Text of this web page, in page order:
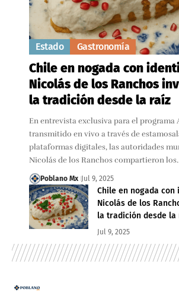
Estado Gastronomía
Chile en nogada con
Nicolás de los Ranchos
la tradición desde la raíz
En entrevista exclusiva para el programa
transmitido en vivo a través de
plataformas digitales, las autoridades
Nicolás de los Ranchos compartieron
Poblano Mx Jul 9, 2025
Chile en nogada con
Nicolás de los
la tradición desde la
Jul 9, 2025